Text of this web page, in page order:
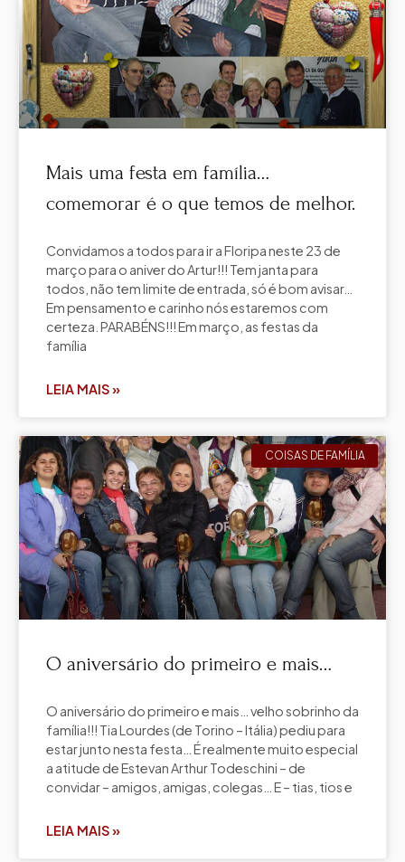
Mais uma festa em família…
comemorar é o que temos de melhor.
Convidamos a todos para ir a Floripa neste 23 de
março para o aniver do Artur!!! Tem janta para
todos, não tem limite de entrada, só é bom avisar…
Em pensamento e carinho nós estaremos com
certeza. PARABÉNS!!! Em março, as festas da
família
LEIA MAIS »
COISAS DE FAMÍLIA
O aniversário do primeiro e mais…
O aniversário do primeiro e mais… velho sobrinho da
família!!! Tia Lourdes (de Torino – Itália) pediu para
estar junto nesta festa… É realmente muito especial
a atitude de Estevan Arthur Todeschini – de
convidar – amigos, amigas, colegas… E – tias, tios e
LEIA MAIS »